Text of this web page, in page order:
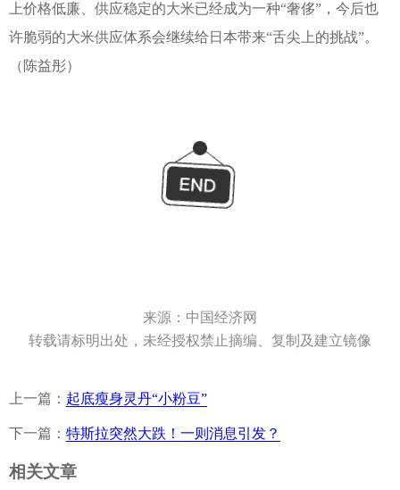
上价格低廉、供应稳定的大米已经成为一种“奢侈”，今后也
许脆弱的大米供应体系会继续给日本带来“舌尖上的挑战”。
（陈益彤）
来源：中国经济网
转载请标明出处，未经授权禁止摘编、复制及建立镜像
上一篇： 起底瘦身灵丹“小粉豆”
下一篇： 特斯拉突然大跌！一则消息引发？
相关文章